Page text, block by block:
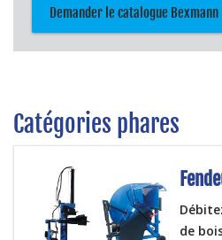
Demander le catalogue Bexmann
Catégories phares
de